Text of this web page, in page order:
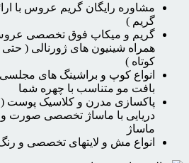
مشاوره رایگان گریم عروس با
گریم )
گریم و میکاپ فوق تخصصی عروس
همراه شینیون های ژورنالی (
کوتاه )
انواع کوپ و براشینگ های مجلسی
بافت مو متناسب با چهره شما
پاکسازی مدرن و کلاسیک پوست
دریایی با ماساژ تخصصی صورت
ماساژ
انواع مش و لایتهای تخصصی و